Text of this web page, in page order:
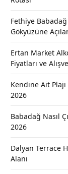
Fethiye
Gökyüzüne
Ertan Market
Fiyatları ve
Kendine Ait
2026
Babadağ Nasıl
2026
Dalyan Terrace
Alanı